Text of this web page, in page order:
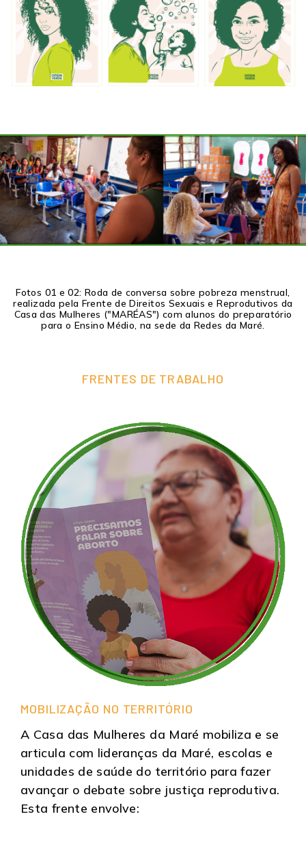
Fotos 01 e 02: Roda de conversa sobre pobreza menstrual,
realizada pela Frente de Direitos Sexuais e Reprodutivos da
Casa das Mulheres ("MARÉAS") com alunos do preparatório
para o Ensino Médio, na sede da Redes da Maré.
FRENTES DE TRABALHO
MOBILIZAÇÃO NO TERRITÓRIO
A Casa das Mulheres da Maré mobiliza e se
articula com lideranças da Maré, escolas e
unidades de saúde do território para fazer
avançar o debate sobre justiça reprodutiva.
Esta frente envolve: